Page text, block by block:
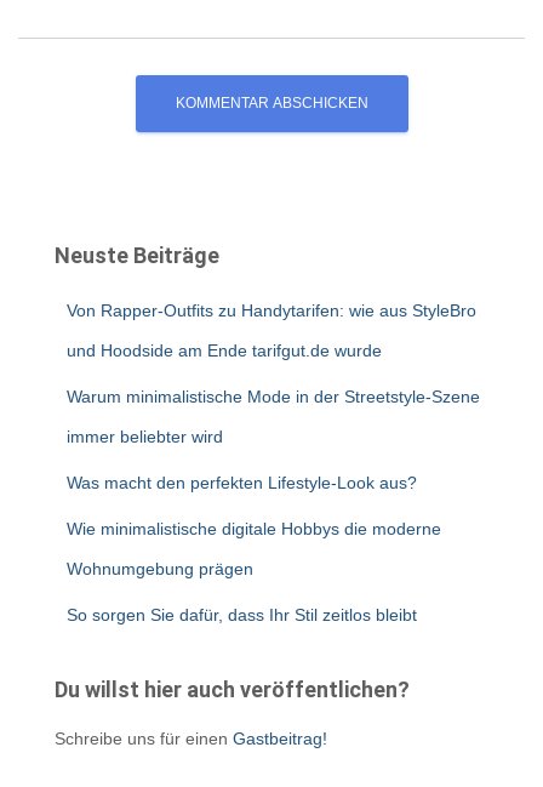
Neuste Beiträge
Von Rapper-Outfits zu Handytarifen: wie aus StyleBro
und Hoodside am Ende tarifgut.de wurde
Warum minimalistische Mode in der Streetstyle-Szene
immer beliebter wird
Was macht den perfekten Lifestyle-Look aus?
Wie minimalistische digitale Hobbys die moderne
Wohnumgebung prägen
So sorgen Sie dafür, dass Ihr Stil zeitlos bleibt
Du willst hier auch veröffentlichen?
Schreibe uns für einen Gastbeitrag!